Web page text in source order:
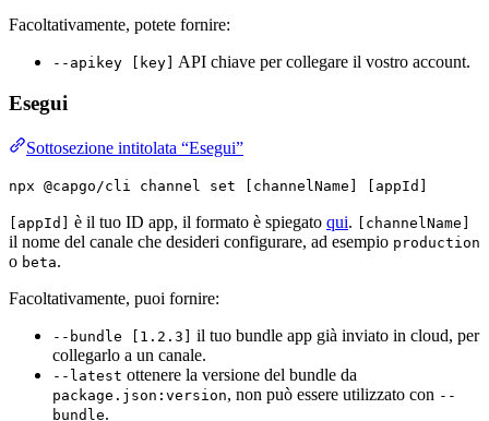
Facoltativamente, potete fornire:
--apikey [key] API chiave per collegare il vostro account.
Esegui
Sottosezione intitolata “Esegui”
npx @capgo/cli channel set [channelName] [appId]
[appId] è il tuo ID app, il formato è spiegato qui. [channelName]
il nome del canale che desideri configurare, ad esempio production
o beta.
Facoltativamente, puoi fornire:
--bundle [1.2.3]
il tuo bundle app già inviato in cloud, per
collegarlo a un canale.
--latest ottenere la versione del bundle da
package.json:version, non può essere utilizzato con --
bundle.